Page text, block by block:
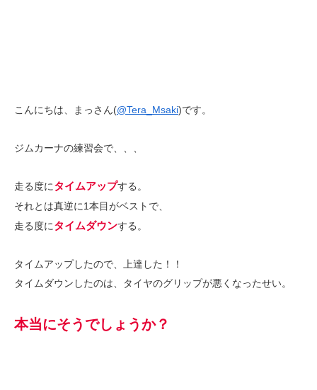
こんにちは、まっさん(@Tera_Msaki)です。
ジムカーナの練習会で、、、
走る度にタイムアップする。
それとは真逆に1本目がベストで、
走る度にタイムダウンする。
タイムアップしたので、上達した！！
タイムダウンしたのは、タイヤのグリップが悪くなったせい。
本当にそうでしょうか？